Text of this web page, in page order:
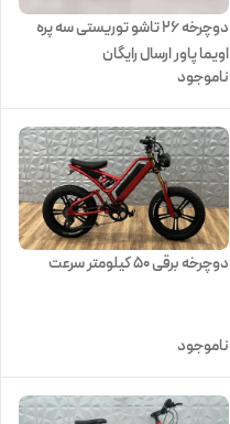
دوچرخه ۲۶ تاشو توریستی سه پره
اویما پاور ارسال رایگان
ناموجود
دوچرخه برقی 50 کیلومتر سرعت
ناموجود